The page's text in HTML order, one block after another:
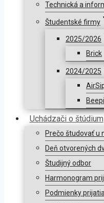
Technická a
Študentské firmy
2025/2026
Brick
2024/2025
Uchádzači o štúdium
Prečo študovať u
Deň otvorených
Študijný odbor
Harmonogram
Podmienky